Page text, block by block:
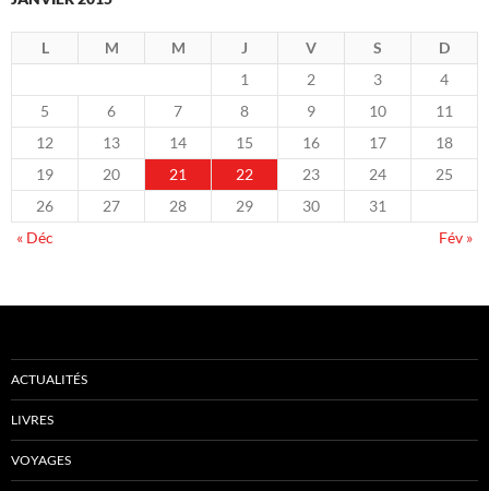
L M M J V S
D
1
2 3
4
5
6 7 8 9 10
11
12
13 14 15 16 17
18
19
20 21 22 23 24
25
26
27 28 29 30
31
« Déc
Fév »
ACTUALITÉS
LIVRES
VOYAGES